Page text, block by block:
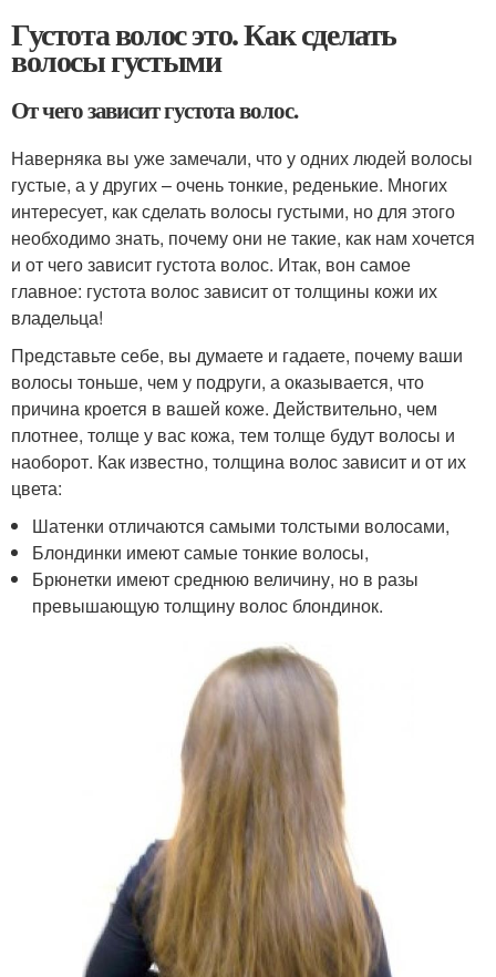
Густота волос это. Как сделать
волосы густыми
От чего зависит густота волос.
Наверняка вы уже замечали, что у одних людей волосы
густые, а у других – очень тонкие, реденькие. Многих
интересует, как сделать волосы густыми, но для этого
необходимо знать, почему они не такие, как нам хочется
и от чего зависит густота волос. Итак, вон самое
главное: густота волос зависит от толщины кожи их
владельца!
Представьте себе, вы думаете и гадаете, почему ваши
волосы тоньше, чем у подруги, а оказывается, что
причина кроется в вашей коже. Действительно, чем
плотнее, толще у вас кожа, тем толще будут волосы и
наоборот. Как известно, толщина волос зависит и от их
цвета:
Шатенки отличаются самыми толстыми волосами,
Блондинки имеют самые тонкие волосы,
Брюнетки имеют среднюю величину, но в разы
превышающую толщину волос блондинок.